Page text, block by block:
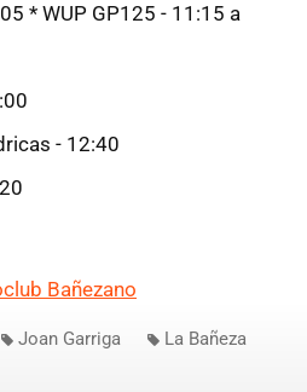
* WUP GP125 - 11:15 a
- 12:40
Bañezano
Joan Garriga La Bañeza